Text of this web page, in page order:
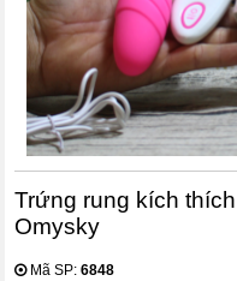
Trứng rung kích
Omysky
Mã SP:6848